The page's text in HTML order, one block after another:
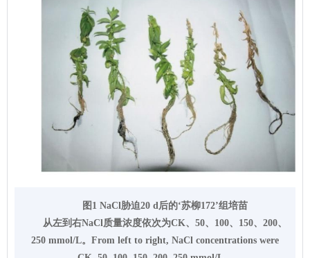
图1 NaCl胁迫20 d后的‘苏柳172’组培苗
从左到右NaCl质量浓度依次为CK、50、100、150、200、
250 mmol/L。From left to right, NaCl concentrations were